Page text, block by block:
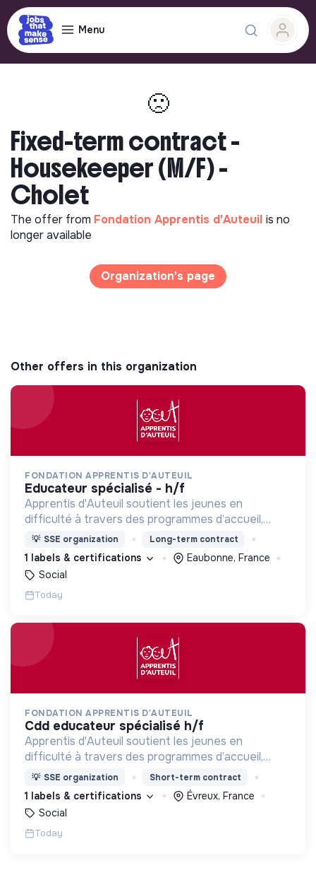
Menu
🙁
Fixed-term contract -
Housekeeper (M/F) -
Cholet
The offer from Fondation Apprentis d'Auteuil is no
longer available
Organization's page
Other offers in this organization
FONDATION APPRENTIS D'AUTEUIL
educateur spécialisé - h/f
Apprentis d'Auteuil soutient les jeunes en
difficulté à travers des programmes d’accueil,
d’éducation, de formation et d’insertion pour leur
permettre de devenir des hommes et des femmes
debout.
💡 SSE organization Long-term contract
1 labels & certifications
Eaubonne, France
Social
Today
FONDATION APPRENTIS D'AUTEUIL
cdd educateur spécialisé h/f
Apprentis d'Auteuil soutient les jeunes en
difficulté à travers des programmes d’accueil,
d’éducation, de formation et d’insertion pour leur
permettre de devenir des hommes et des femmes
debout.
💡 SSE organization Short-term contract
1 labels & certifications
Évreux, France
Social
Today